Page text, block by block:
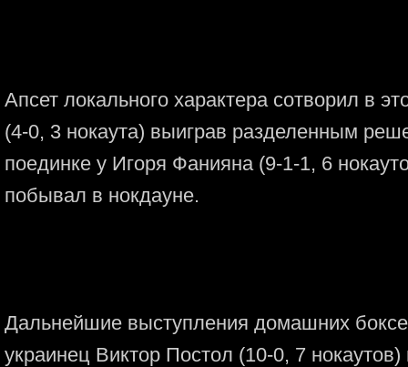
Апсет локального характера сотворил в
(4-0, 3 нокаута) выиграв разделенным
поединке у Игоря Фанияна (9-1-1, 6
побывал в нокдауне.
Дальнейшие выступления домашних
украинец Виктор Постол (10-0, 7